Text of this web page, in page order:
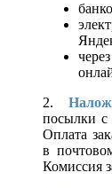
2.
посылки с
Оплата
в
Комиссия